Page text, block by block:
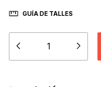
GUÍA DE TALLES